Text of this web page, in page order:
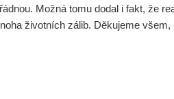
Možná tomu dodal i fakt, že
životních zálib. Děkujeme